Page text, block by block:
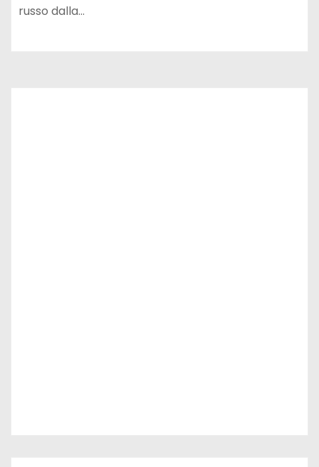
russo dalla…